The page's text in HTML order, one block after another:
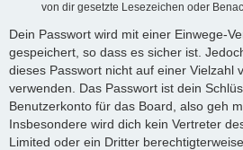
von dir gesetzte Lesezeichen oder
Dein Passwort wird mit einer Einwege-
gespeichert, so dass es sicher ist.
dieses Passwort nicht auf einer Vielzahl
verwenden. Das Passwort ist dein
Benutzerkonto für das Board, also geh
Insbesondere wird dich kein Vertreter
Limited oder ein Dritter